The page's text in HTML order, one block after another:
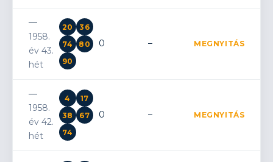
—
1958.
év 43.
hét
20
36
74
80
90
0 – MEGNYITÁS
—
1958.
év 42.
hét
4
17
38
67
74
0 – MEGNYITÁS